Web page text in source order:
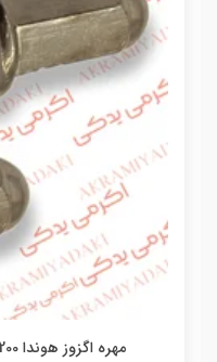
مهره اگزوز هوندا 200 سایز 8 بسته 2 عددی کد 65